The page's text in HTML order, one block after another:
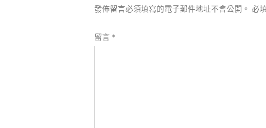
發佈留言必須填寫的電子郵件地址不會公開。 必
留言 *